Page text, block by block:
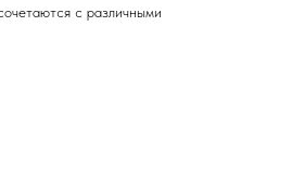
с различными